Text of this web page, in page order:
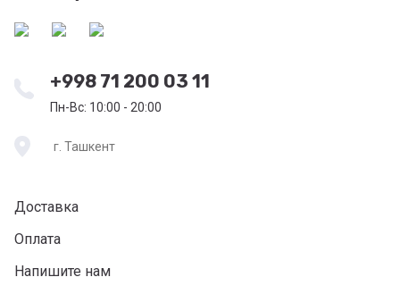
+998 71 200 03 11
Пн-Вс: 10:00 - 20:00
г. Ташкент
Доставка
Оплата
Напишите нам